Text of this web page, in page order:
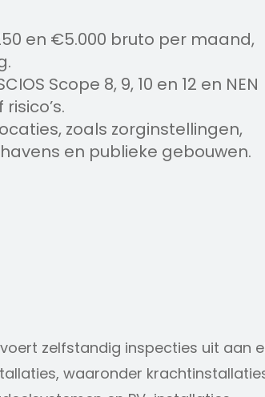
en €5.000 bruto per maand,
Scope 8, 9, 10 en 12 en NEN
zoals zorginstellingen,
en publieke gebouwen.
zelfstandig inspecties uit aan
waaronder